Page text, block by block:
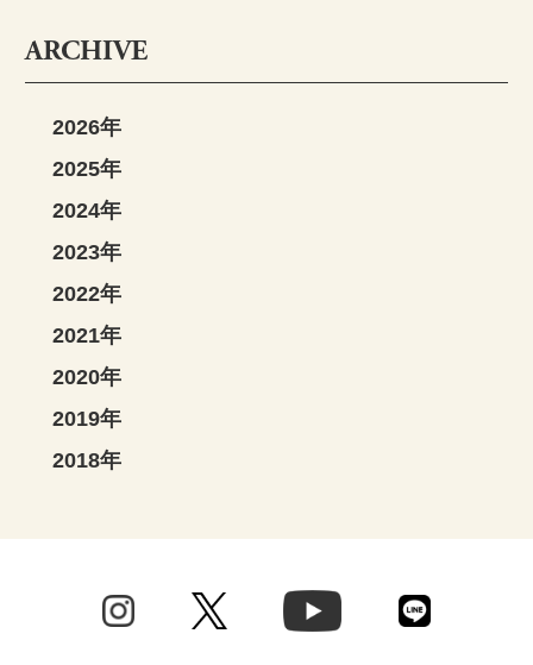
ARCHIVE
2026年
2025年
2024年
2023年
2022年
2021年
2020年
2019年
2018年